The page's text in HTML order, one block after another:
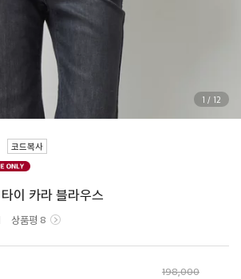
1 / 12
코드복사
이 카라 블라우스
상품평 8
198,000